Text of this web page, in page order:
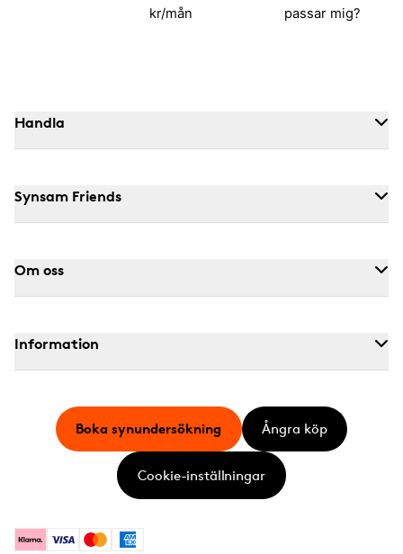
kr/mån
passar mig?
Handla
Synsam Friends
Om oss
Information
KlarnaVisa MastercardAmerican Express
Boka synundersökning Ångra köp
Cookie-inställningar